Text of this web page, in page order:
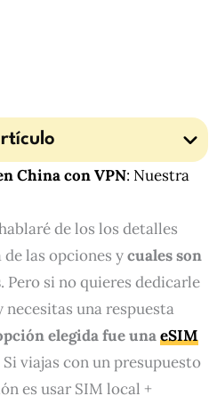
China con VPN: Nuestra
de los los detalles
las opciones ycuales son
. Pero si no quieres dedicarle
una respuesta
elegida fue unaeSIM
viajas con un presupuesto
es usar SIM local +